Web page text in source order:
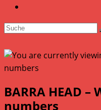
BARRA HEAD –
numbers